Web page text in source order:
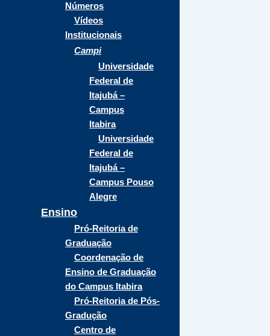
Números
Vídeos
Institucionais
Campi
Universidade
Federal de
Itajubá –
Campus
Itabira
Universidade
Federal de
Itajubá –
Campus Pouso
Alegre
Ensino
Pró-Reitoria de
Graduação
Coordenação de
Ensino de Graduação
do Campus Itabira
Pró-Reitoria de Pós-
Gradução
Centro de